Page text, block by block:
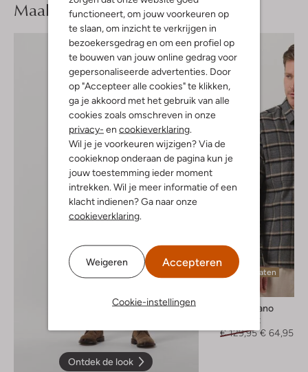
functioneert, om jouw voorkeuren op
te slaan, om inzicht te verkrijgen in
bezoekersgedrag en om een profiel op
te bouwen van jouw online gedrag voor
gepersonaliseerde advertenties. Door
op "Accepteer alle cookies" te klikken,
ga je akkoord met het gebruik van alle
cookies zoals omschreven in onze
privacy- en cookieverklaring.
Wil je je voorkeuren wijzigen? Via de
cookieknop onderaan de pagina kun je
jouw toestemming ieder moment
intrekken. Wil je meer informatie of een
klacht indienen? Ga naar onze
cookieverklaring.
Weigeren Accepteren
Cookie-instellingen
Maak jelook compleet
Ontdek de look
Laatste maten
Porto Milano
Overshirt
€ 129,95 € 64,95